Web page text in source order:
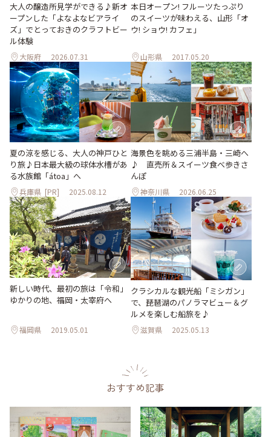
大人の醸造所見学ができる♪新オ
ープンした「よなよなビアライ
ズ」でとっておきのクラフトビー
ル体験
大阪府 2026.07.31
本日オープン! フルーツたっぷり
のスイーツが味わえる、山形「オ
ウ! ショウ! カフェ」
山形県 2017.05.20
夏の涼を感じる、大人の神戸ひと
り旅♪日本最大級の球体水槽があ
る水族館「átoa」へ
兵庫県 [PR] 2025.08.12
海景色を眺める三浦半島・三崎へ
♪ 直売所＆スイーツ食べ歩きさ
んぽ
神奈川県 2026.06.25
新しい時代、最初の旅は「令和」
ゆかりの地、福岡・太宰府へ
福岡県 2019.05.01
クラシカルな観光船「ミシガン」
で、琵琶湖のパノラマビュー＆グ
ルメを楽しむ船旅を♪
滋賀県 2025.05.13
おすすめ記事